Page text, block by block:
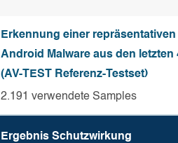
Erkennung einer repräsentativen
Android Malware aus den letzten
(AV-TEST Referenz-Testset)
2.191 verwendete Samples
Ergebnis Schutz­wirkung